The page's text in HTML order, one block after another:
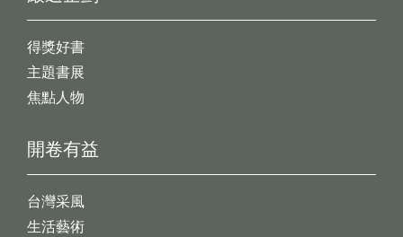
開卷有益
台灣采風
生活藝術
得獎好書
主題書展
焦點人物